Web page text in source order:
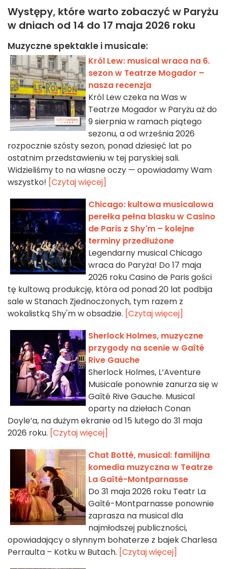
Występy, które warto zobaczyć w Paryżu
w dniach od 14 do 17 maja 2026 roku
Muzyczne spektakle i musicale:
Król Lew: musical wraca na 6.
sezon w Teatrze Mogador –
nasza recenzja
Król Lew czeka na Was w
Teatrze Mogador w Paryżu aż do
9 sierpnia w ramach piątego
sezonu, a od września 2026
rozpocznie szósty sezon, ponad dziesięć lat po
ostatnim przedstawieniu w tej paryskiej sali.
Widzieliśmy to na własne oczy — opowiadamy Wam
wszystko! [Czytaj więcej]
Chicago: kultowa musicalowa
perełka pełna blasku w Casino
de Paris z Shy'm – kolejne
terminy przedłużone
Legendarny musical Chicago
wraca do Paryża! Do 17 maja
2026 roku Casino de Paris gości
tę kultową produkcję, która od ponad 20 lat podbija
sale w Stanach Zjednoczonych, tym razem z
wokalistką Shy'm w obsadzie. [Czytaj więcej]
Sherlock Holmes, muzyczne
przygody na scenie w Gaîté
Rive Gauche
Sherlock Holmes, L’Aventure
Musicale ponownie zanurza się w
Gaîté Rive Gauche. Musical
oparty na dziełach Conan
Doyle’a, na dużym ekranie od 15 lutego do 31 maja
2026 roku. [Czytaj więcej]
Chat Botté, musical: familijna
komedia muzyczna w Teatrze
La Gaîté-Montparnasse
Do 31 maja 2026 roku Teatr La
Gaîté-Montparnasse ponownie
zaprasza na musical dla
najmłodszej publiczności,
opowiadający o słynnym bohaterze z bajek Charlesa
Perraulta – Kotku w Butach. [Czytaj więcej]